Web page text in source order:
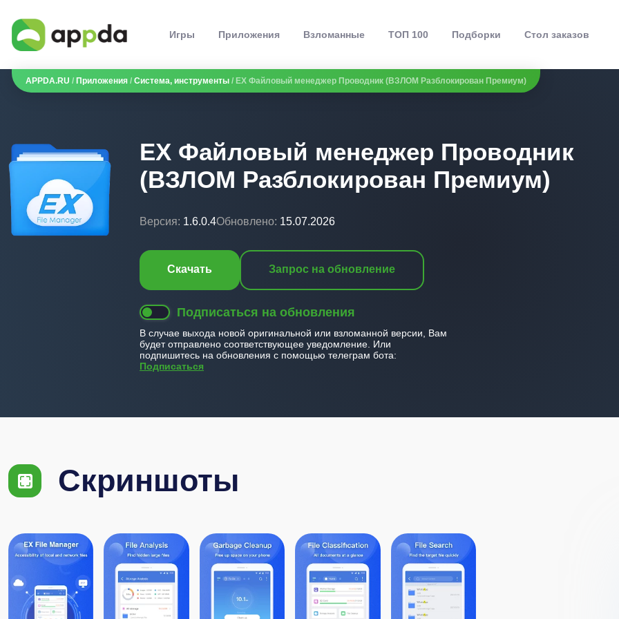
Игры Приложения Взломанные ТОП 100 Подборки Стол заказов
APPDA.RU / Приложения / Система, инструменты / EX Файловый менеджер Проводник (ВЗЛОМ Разблокирован Премиум)
EX Файловый менеджер Проводник
(ВЗЛОМ Разблокирован Премиум)
Версия: 1.6.0.4Обновлено: 15.07.2026
Скачать Запрос на обновление
Подписаться на обновления
В случае выхода новой оригинальной или взломанной версии, Вам
будет отправлено соответствующее уведомление. Или
подпишитесь на обновления с помощью телеграм бота:
Подписаться
Скриншоты